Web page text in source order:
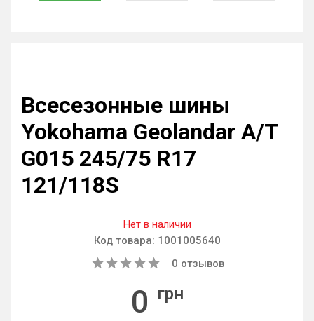
Всесезонные шины
Yokohama Geolandar A/T
G015 245/75 R17
121/118S
Нет в наличии
Код товара: 1001005640
0 отзывов
0 грн